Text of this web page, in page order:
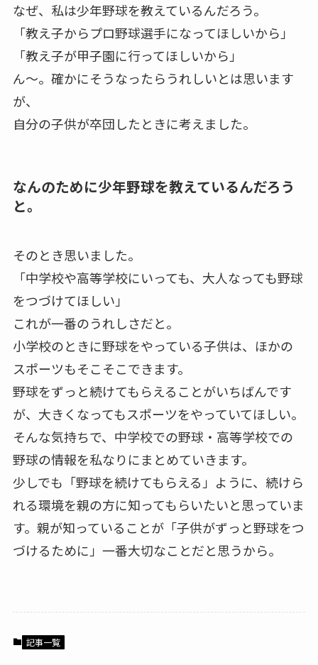
なぜ、私は少年野球を教えているんだろう。
「教え子からプロ野球選手になってほしいから」
「教え子が甲子園に行ってほしいから」
ん～。確かにそうなったらうれしいとは思います
が、
自分の子供が卒団したときに考えました。
なんのために少年野球を教えているんだろう
と。
そのとき思いました。
「中学校や高等学校にいっても、大人なっても野球
をつづけてほしい」
これが一番のうれしさだと。
小学校のときに野球をやっている子供は、ほかの
スポーツもそこそこできます。
野球をずっと続けてもらえることがいちばんです
が、大きくなってもスポーツをやっていてほしい。
そんな気持ちで、中学校での野球・高等学校での
野球の情報を私なりにまとめていきます。
少しでも「野球を続けてもらえる」ように、続けら
れる環境を親の方に知ってもらいたいと思っていま
す。親が知っていることが「子供がずっと野球をつ
づけるために」一番大切なことだと思うから。
記事一覧